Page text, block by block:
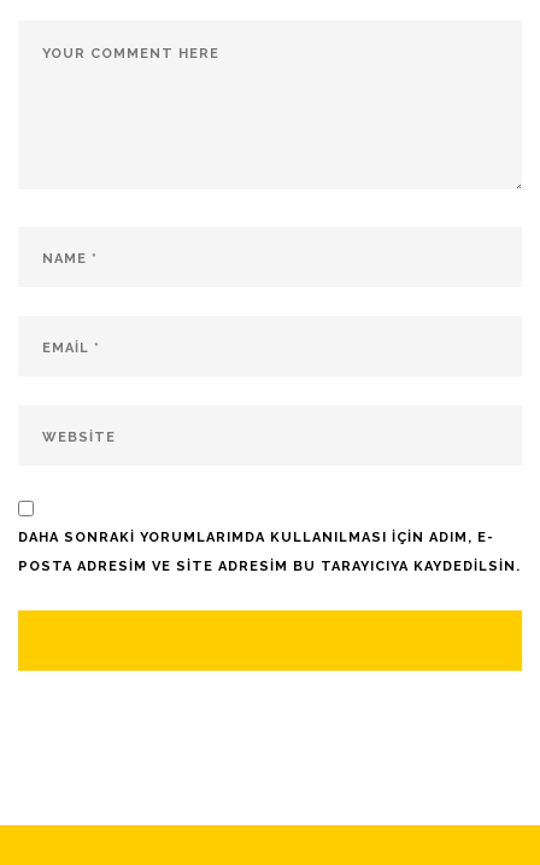
DAHA SONRAKI YORUMLARIMDA KULLANILMASI IÇIN ADIM, E-
POSTA ADRESIM VE SITE ADRESIM BU TARAYICIYA KAYDEDILSIN.